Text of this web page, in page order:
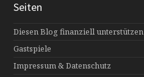
Seiten
Diesen Blog finanziell unterstützen
Gastspiele
Impressum & Datenschutz